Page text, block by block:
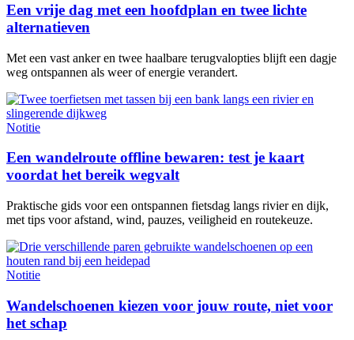
Een vrije dag met een hoofdplan en twee lichte
alternatieven
Met een vast anker en twee haalbare terugvalopties blijft een dagje
weg ontspannen als weer of energie verandert.
Notitie
Een wandelroute offline bewaren: test je kaart
voordat het bereik wegvalt
Praktische gids voor een ontspannen fietsdag langs rivier en dijk,
met tips voor afstand, wind, pauzes, veiligheid en routekeuze.
Notitie
Wandelschoenen kiezen voor jouw route, niet voor
het schap